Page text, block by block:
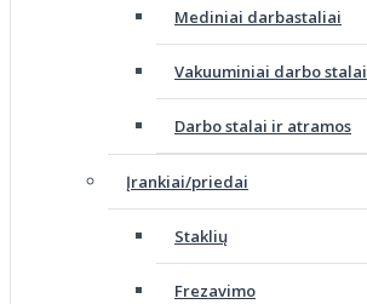
Mediniai darbastaliai
Vakuuminiai darbo stalai
Darbo stalai ir atramos
Įrankiai/priedai
Staklių
Frezavimo